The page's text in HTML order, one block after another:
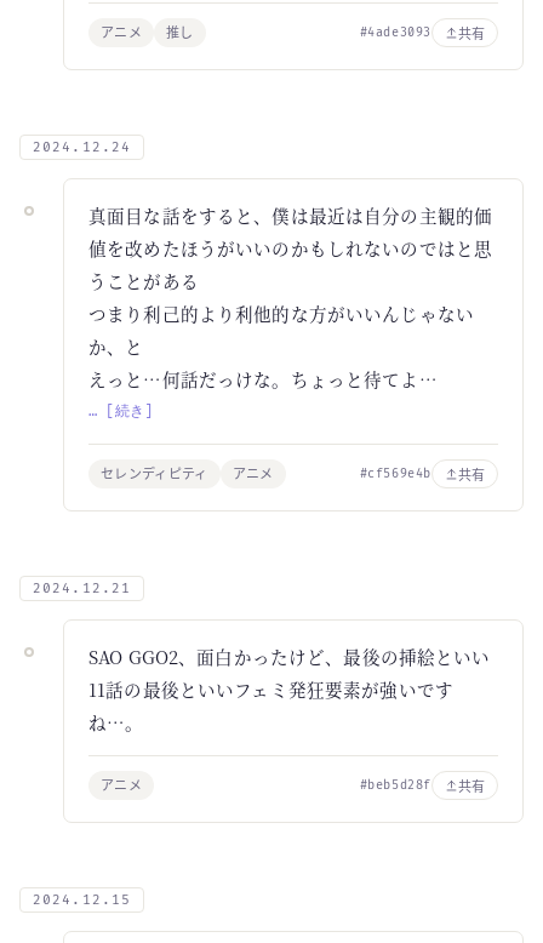
アニメ 推し #4ade3093 共有
2024.12.24
真面目な話をすると、僕は最近は自分の主観的価
値を改めたほうがいいのかもしれないのではと思
うことがある
つまり利己的より利他的な方がいいんじゃない
か、と
えっと…何話だっけな。ちょっと待てよ…
… [続き]
セレンディピティ アニメ #cf569e4b 共有
2024.12.21
SAO GGO2、面白かったけど、最後の挿絵といい
11話の最後といいフェミ発狂要素が強いです
ね…。
アニメ #beb5d28f 共有
2024.12.15